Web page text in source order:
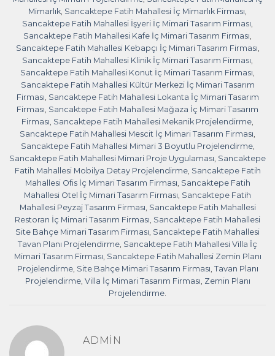
Mimarlık, Sancaktepe Fatih Mahallesi İç Mimarlık Firması,
Sancaktepe Fatih Mahallesi İşyeri İç Mimari Tasarım Firması,
Sancaktepe Fatih Mahallesi Kafe İç Mimari Tasarım Firması,
Sancaktepe Fatih Mahallesi Kebapçı İç Mimari Tasarım Firması,
Sancaktepe Fatih Mahallesi Klinik İç Mimari Tasarım Firması,
Sancaktepe Fatih Mahallesi Konut İç Mimari Tasarım Firması,
Sancaktepe Fatih Mahallesi Kültür Merkezi İç Mimari Tasarım
Firması, Sancaktepe Fatih Mahallesi Lokanta İç Mimari Tasarım
Firması, Sancaktepe Fatih Mahallesi Mağaza İç Mimari Tasarım
Firması, Sancaktepe Fatih Mahallesi Mekanik Projelendirme,
Sancaktepe Fatih Mahallesi Mescit İç Mimari Tasarım Firması,
Sancaktepe Fatih Mahallesi Mimari 3 Boyutlu Projelendirme,
Sancaktepe Fatih Mahallesi Mimari Proje Uygulaması, Sancaktepe
Fatih Mahallesi Mobilya Detay Projelendirme, Sancaktepe Fatih
Mahallesi Ofis İç Mimari Tasarım Firması, Sancaktepe Fatih
Mahallesi Otel İç Mimari Tasarım Firması, Sancaktepe Fatih
Mahallesi Peyzaj Tasarım Firması, Sancaktepe Fatih Mahallesi
Restoran İç Mimari Tasarım Firması, Sancaktepe Fatih Mahallesi
Site Bahçe Mimari Tasarım Firması, Sancaktepe Fatih Mahallesi
Tavan Planı Projelendirme, Sancaktepe Fatih Mahallesi Villa İç
Mimari Tasarım Firması, Sancaktepe Fatih Mahallesi Zemin Planı
Projelendirme, Site Bahçe Mimari Tasarım Firması, Tavan Planı
Projelendirme, Villa İç Mimari Tasarım Firması, Zemin Planı
Projelendirme.
ADMIN